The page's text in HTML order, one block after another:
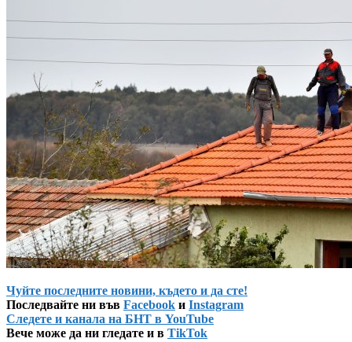
Чуйте последните новини, където и да сте!
Последвайте ни във Facebook и Instagram
Следете и канала на БНТ в YouTube
Вече може да ни гледате и в TikTok